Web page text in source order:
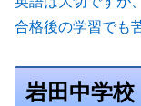
合格後の学習でも
岩田中学校